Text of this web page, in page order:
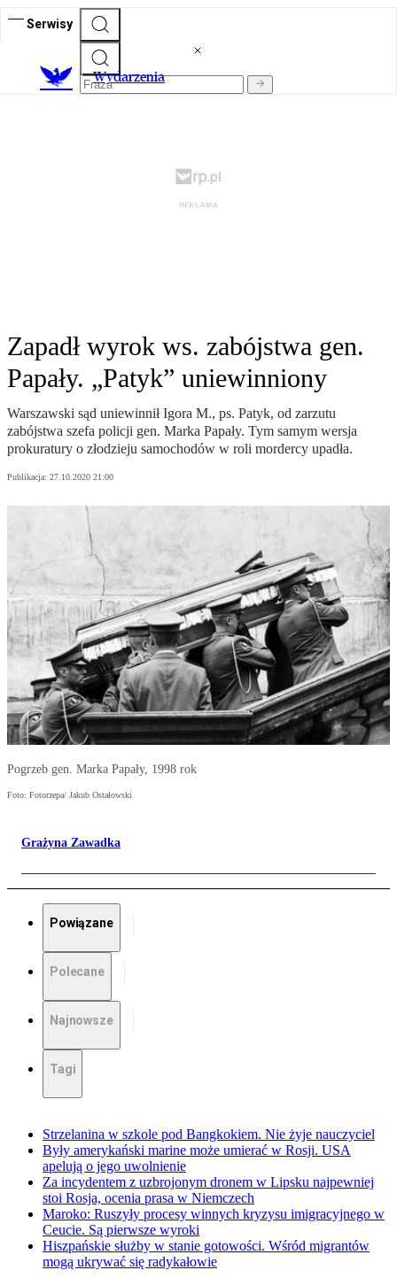
Serwisy
Wydarzenia
Zapadł wyrok ws. zabójstwa gen.
Papały. „Patyk” uniewinniony
Warszawski sąd uniewinnił Igora M., ps. Patyk, od zarzutu
zabójstwa szefa policji gen. Marka Papały. Tym samym wersja
prokuratury o złodzieju samochodów w roli mordercy upadła.
Publikacja: 27.10.2020 21:00
Pogrzeb gen. Marka Papały, 1998 rok
Foto: Fotorzepa/ Jakub Ostałowski
Grażyna Zawadka
Powiązane
Polecane
Najnowsze
Tagi
Strzelanina w szkole pod Bangkokiem. Nie żyje nauczyciel
Były amerykański marine może umierać w Rosji. USA
apelują o jego uwolnienie
Za incydentem z uzbrojonym dronem w Lipsku najpewniej
stoi Rosja, ocenia prasa w Niemczech
Maroko: Ruszyły procesy winnych kryzysu imigracyjnego w
Ceucie. Są pierwsze wyroki
Hiszpańskie służby w stanie gotowości. Wśród migrantów
mogą ukrywać się radykałowie